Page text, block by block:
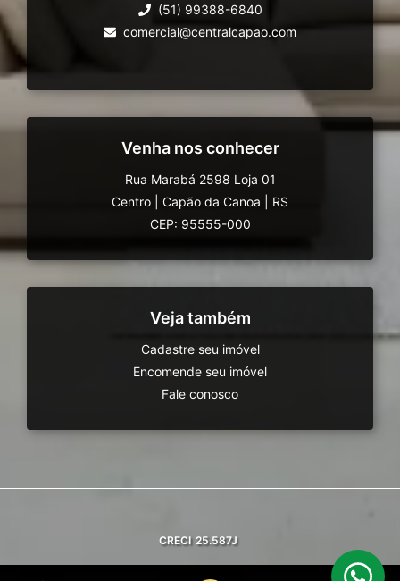
(51) 99388-6840
comercial@centralcapao.com
Venha nos conhecer
Rua Marabá 2598 Loja 01
Centro
Capão da Canoa
RS
CEP: 95555-000
Veja também
Cadastre seu imóvel
Encomende seu imóvel
Fale conosco
CRECI 25.587J